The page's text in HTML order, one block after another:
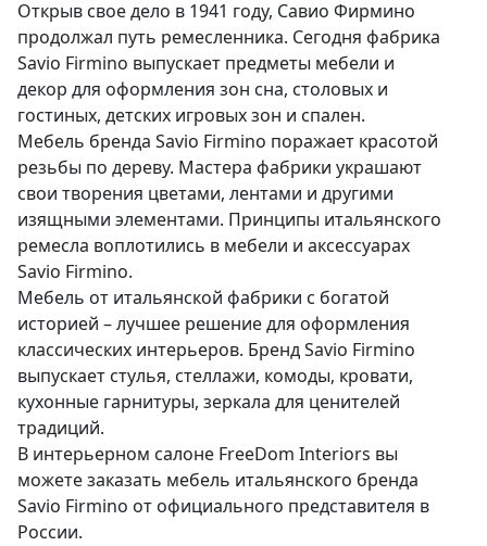
Открыв свое дело в 1941 году, Савио Фирмино
продолжал путь ремесленника. Сегодня фабрика
Savio Firmino выпускает предметы мебели и
декор для оформления зон сна, столовых и
гостиных, детских игровых зон и спален.
Мебель бренда Savio Firmino поражает красотой
резьбы по дереву. Мастера фабрики украшают
свои творения цветами, лентами и другими
изящными элементами. Принципы итальянского
ремесла воплотились в мебели и аксессуарах
Savio Firmino.
Мебель от итальянской фабрики с богатой
историей – лучшее решение для оформления
классических интерьеров. Бренд Savio Firmino
выпускает стулья, стеллажи, комоды, кровати,
кухонные гарнитуры, зеркала для ценителей
традиций.
В интерьерном салоне FreeDom Interiors вы
можете заказать мебель итальянского бренда
Savio Firmino от официального представителя в
России.